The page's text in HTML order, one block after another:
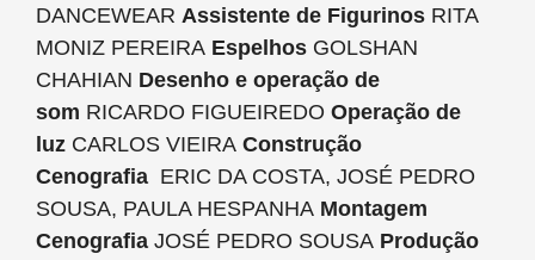
DANCEWEAR Assistente de Figurinos RITA
MONIZ PEREIRA Espelhos GOLSHAN
CHAHIAN Desenho e operação de
som RICARDO FIGUEIREDO Operação de
luz CARLOS VIEIRA Construção
Cenografia ERIC DA COSTA, JOSÉ PEDRO
SOUSA, PAULA HESPANHA Montagem
Cenografia JOSÉ PEDRO SOUSA Produção